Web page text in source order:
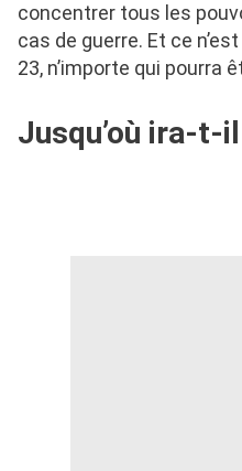
concentrer tous les
cas de guerre. Et ce
23, n’importe qui pourra
Jusqu’où ira-t-